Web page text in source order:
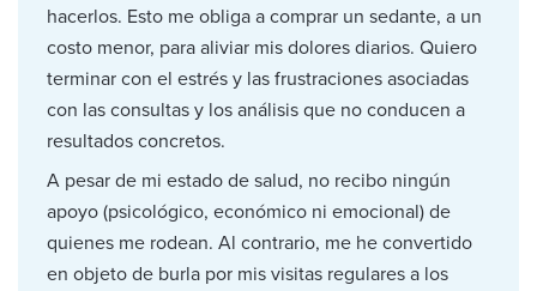
hacerlos. Esto me obliga a comprar un sedante, a un
costo menor, para aliviar mis dolores diarios. Quiero
terminar con el estrés y las frustraciones asociadas
con las consultas y los análisis que no conducen a
resultados concretos.
A pesar de mi estado de salud, no recibo ningún
apoyo (psicológico, económico ni emocional) de
quienes me rodean. Al contrario, me he convertido
en objeto de burla por mis visitas regulares a los